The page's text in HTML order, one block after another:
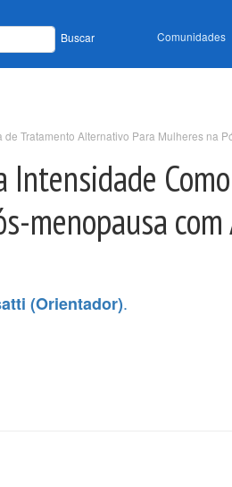
Buscar Comunidades
Tratamento Alternativo Para Mulheres na
menopausa
(Orientador).